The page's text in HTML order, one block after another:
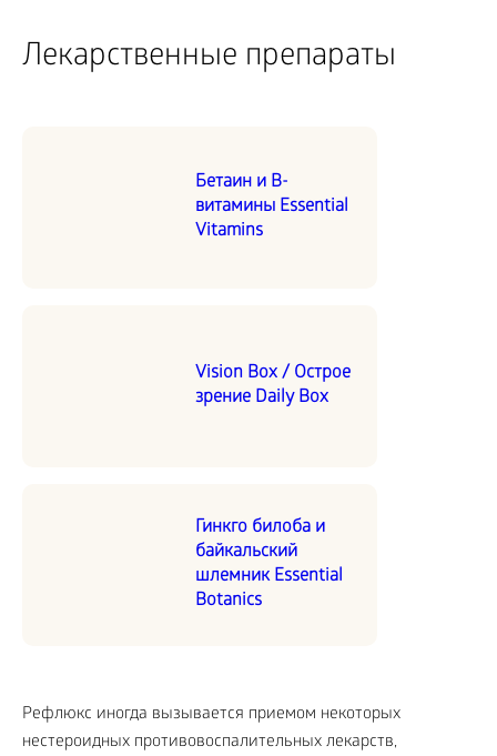
Лекарственные препараты
Бетаин и В-
витамины Essential
Vitamins
Vision Box / Острое
зрение Daily Box
Гинкго билоба и
байкальский
шлемник Essential
Botanics
Рефлюкс иногда вызывается приемом некоторых
нестероидных противовоспалительных лекарств,